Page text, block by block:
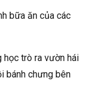
bữa ăn của các
học trò ra vườn hái
bánh chưng bên